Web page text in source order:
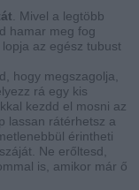
. Mivel a legtöbb
hamar meg fog
az egész tubust
hogy megszagolja,
rá egy kis
kezdd el mosni az
lassan rátérhetsz a
érintheti
Ne erőltesd,
is, amikor már ő